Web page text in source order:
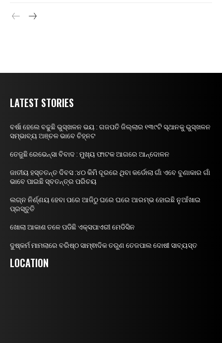
LATEST STORIES
ବର୍ଷା ହେଲେ ବଢୁଛି ଭୁସ୍ଖଳନ ଭୟ : ଗଜପତି ଜିଲ୍ଲାର ୧୩୯ଟି ସ୍ଥାନକୁ ଭୁସ୍ଖଳନ
ସମ୍ଭାବ୍ୟ ଅଞ୍ଚଳ ଭାବେ ଚିହ୍ନଟ
ତେଜୁଛି ରେଭେନ୍ସା ବିବାଦ : ମୁଖ୍ୟ ଫାଟକ ଆଗରେ ଆନ୍ଦୋଳନ
ଜାତୀୟ ହସ୍ତତନ୍ତ ଦିବସ :୪୦ କିମି ଦୂରରେ ଥିବା କର୍ଡୋଲା ଗାଁ ଏବେ ବୁଣାକାର ଗାଁ
ଭାବେ ପାଇଛି ସ୍ବତନ୍ତ୍ର ପରିଚୟ
ଲଗ୍ନ ନିର୍ଣ୍ଣୟ ହେବା ପରେ ଆଜିଠୁ ଘରେ ଘରେ ଆରମ୍ଭ ହୋଇଛି ନୁଆଁଖାଇ
ପ୍ରସ୍ତୁତି
ଖୋଲା ଆକାଶ ତଳେ ପଡିଛି ଏକ୍ସପାଏରୀ ମେଡିସିନ
ଦୁଷ୍କର୍ମ ମାମଲାରେ ବରିଷ୍ଠ ସାମ୍ଵାଦିକ ତରୁଣ ତେଜପାଲ ଦୋଷୀ ସାବ୍ୟସ୍ତ
LOCATION